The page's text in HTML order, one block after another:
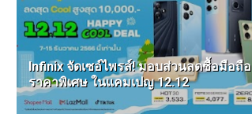
Infinix จัดเซอ์ไพรส์! มอบส่วนลดซื้อมือถือ
ราคาพิเศษ ในแคมเปญ 12.12